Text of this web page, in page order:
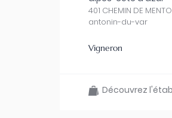
401 CHEMIN DE
antonin-du-var
Vigneron
Découvrez